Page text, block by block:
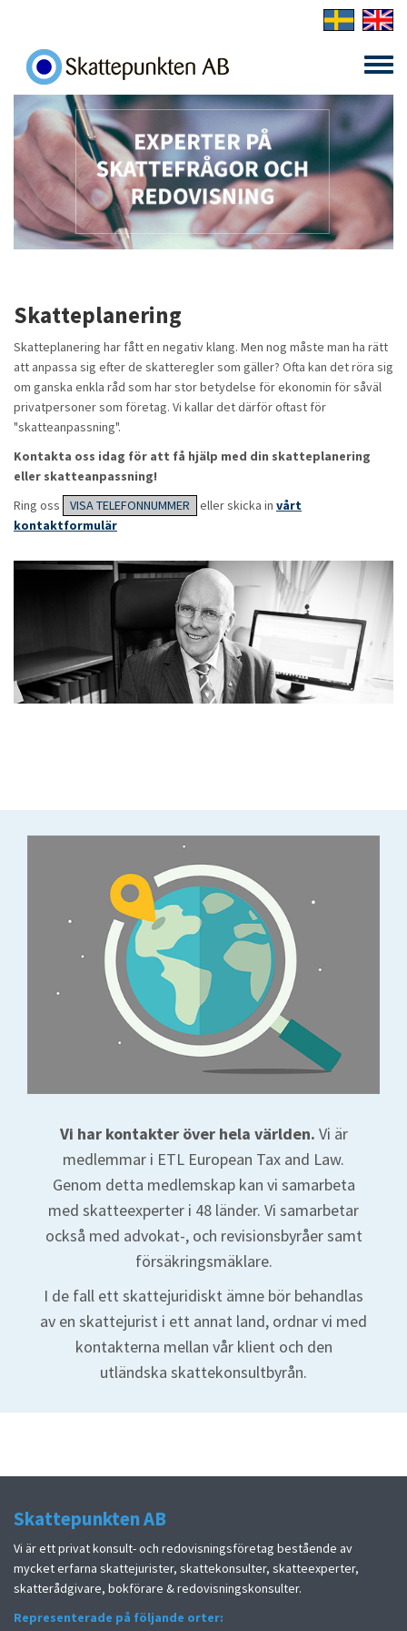
Toggle
menu
Skatteplanering
Skatteplanering har fått en negativ klang. Men nog måste man ha rätt
att anpassa sig efter de skatteregler som gäller? Ofta kan det röra sig
om ganska enkla råd som har stor betydelse för ekonomin för såväl
privatpersoner som företag. Vi kallar det därför oftast för
"skatteanpassning".
Kontakta oss idag för att få hjälp med din skatteplanering
eller skatteanpassning!
Ring oss
VISA TELEFONNUMMER eller skicka in vårt
kontaktformulär
Vi har kontakter över hela världen. Vi är
medlemmar i ETL European Tax and Law.
Genom detta medlemskap kan vi samarbeta
med skatteexperter i 48 länder. Vi samarbetar
också med advokat-, och revisionsbyråer samt
försäkringsmäklare.
I de fall ett skattejuridiskt ämne bör behandlas
av en skattejurist i ett annat land, ordnar vi med
kontakterna mellan vår klient och den
utländska skattekonsultbyrån.
Skattepunkten AB
Vi är ett privat konsult- och redovisningsföretag bestående av
mycket erfarna skattejurister, skattekonsulter, skatteexperter,
skatterådgivare, bokförare & redovisningskonsulter.
Representerade på följande orter: